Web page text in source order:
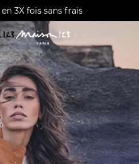
3X fois sans frais
nouvelle collection
domicile dès 150€